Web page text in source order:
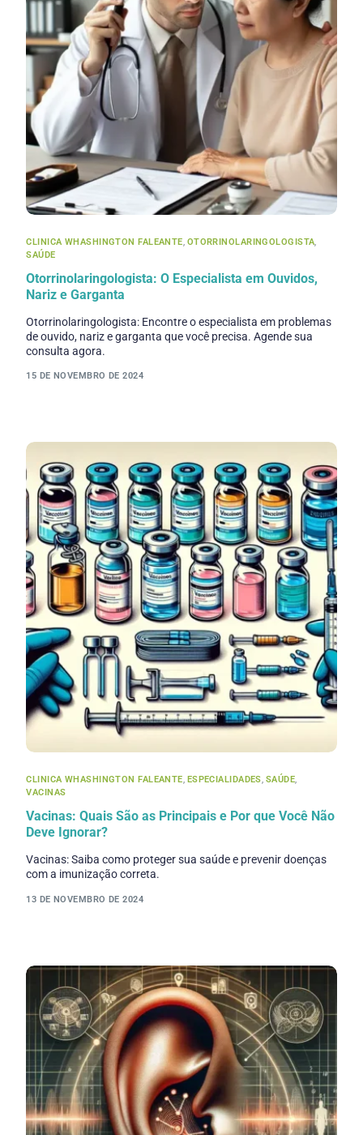
CLINICA WHASHINGTON FALEANTE OTORRINOLARINGOLOGISTA
SAÚDE
Otorrinolaringologista: O Especialista em Ouvidos,
Nariz e Garganta
Otorrinolaringologista: Encontre o especialista em problemas
de ouvido, nariz e garganta que você precisa. Agende sua
consulta agora.
15 DE NOVEMBRO DE 2024
CLINICA WHASHINGTON FALEANTE, ESPECIALIDADES, SAÚDE,
VACINAS
Vacinas: Quais São as Principais e Por que Você Não
Deve Ignorar?
Vacinas: Saiba como proteger sua saúde e prevenir doenças
com a imunização correta.
13 DE NOVEMBRO DE 2024